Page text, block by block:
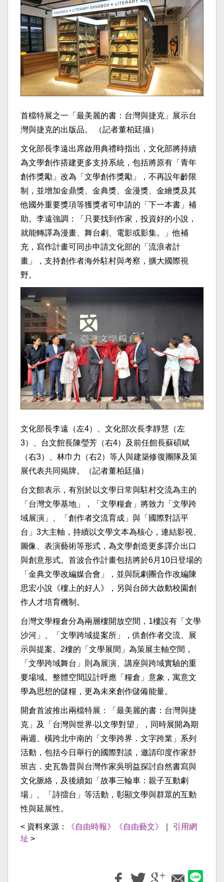
首檔特展之一「最美麗的書：台灣與捷克」展示台
灣與捷克的出版品。 （記者董柏廷攝）
文化部長李遠出席啟用典禮時指出，文化部將持續
為文學創作搭建更多支持系統，包括將原有「青年
創作獎勵」改為「文學創作獎勵」，不再設年齡限
制，並增加金鼎獎、金典獎、金漫獎、金繪獎及其
他國外重要獎項等獲獎者可申請的「下一本書」補
助。李遠強調：「只要找到作家，投資好的小說，
就能轉譯為漫畫、舞台劇、電影或影集。」他補
充，寫作計畫可同步申請文化部的「流浪者計
畫」，支持創作者海外駐村與考察，擴大國際視
野。
文化部長李遠（左4）、文化部次長李靜慧（左
3）、台文館長陳瑩芳（右4）及前任館長蘇碩斌
（右3）、林巾力（右2）等人與建築修復團隊及策
展代表共同揭牌。（記者董柏廷攝）
台文館表示，有別於以文學日常與駐村交流為主的
「台灣文學基地」，「文學糧倉」將致力「文學跨
域展演」、「創作者交流育成」與「國際對話平
台」3大主軸，持續以文學文本為核心，連結影視、
圖像、表演藝術等形式，為文學創造更多譯介出口
與創意形式。首波合作計畫包括將於6月10日登場的
「金典文學改編媒合會」，並與阮劇團合作改編陳
思宏小說《樓上的好人》，另與台師大啟動校園創
作人才培育機制。
台灣文學糧倉分為兩層樓開放空間，1樓設有「文學
沙河」、「文學跨域提案所」，供創作者交流、展
示與提案。2樓的「文學展間」為策展主軸空間，
「文學跨域舞台」則為展演、講座與跨域實驗的重
要場域。整體空間設計呼應「糧倉」意象，寓意文
學為思想的儲糧，更為未來創作儲備能量。
開倉首波推出兩檔特展：「最美麗的書：台灣與捷
克」及「台灣與世界‧以文學對望」，同時展開為期
兩週、橫跨北中南的「文學跨界．文字跨業」系列
活動，包括今日舉行的國際對談，邀請印度作家舒
班吉．史瓦魯普與台灣作家吳明益探討自然書寫與
文化脈絡，及後續如「故事三輪車：親子互動劇
場」、「詩擂台」等活動，彰顯文學與群眾的互動
性與延展性。
< 資料來源： 《自由時報》《自由藝文》
引用網
址 >